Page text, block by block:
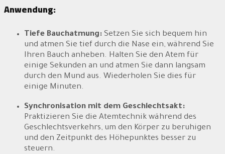
Anwendung:
Tiefe Bauchatmung: Setzen Sie sich bequem hin
und atmen Sie tief durch die Nase ein, während Sie
Ihren Bauch anheben. Halten Sie den Atem für
einige Sekunden an und atmen Sie dann langsam
durch den Mund aus. Wiederholen Sie dies für
einige Minuten.
Synchronisation mit dem Geschlechtsakt:
Praktizieren Sie die Atemtechnik während des
Geschlechtsverkehrs, um den Körper zu beruhigen
und den Zeitpunkt des Höhepunktes besser zu
steuern.